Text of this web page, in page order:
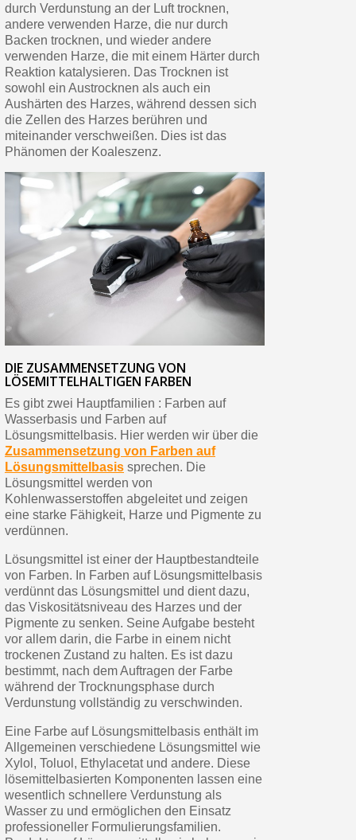
durch Verdunstung an der Luft trocknen,
andere verwenden Harze, die nur durch
Backen trocknen, und wieder andere
verwenden Harze, die mit einem Härter durch
Reaktion katalysieren. Das Trocknen ist
sowohl ein Austrocknen als auch ein
Aushärten des Harzes, während dessen sich
die Zellen des Harzes berühren und
miteinander verschweißen. Dies ist das
Phänomen der Koaleszenz.
DIE ZUSAMMENSETZUNG VON
LÖSEMITTELHALTIGEN FARBEN
Es gibt zwei Hauptfamilien : Farben auf
Wasserbasis und Farben auf
Lösungsmittelbasis. Hier werden wir über die
Zusammensetzung von Farben auf
Lösungsmittelbasissprechen. Die
Lösungsmittel werden von
Kohlenwasserstoffen abgeleitet und zeigen
eine starke Fähigkeit, Harze und Pigmente zu
verdünnen.
Lösungsmittel ist einer der Hauptbestandteile
von Farben. In Farben auf Lösungsmittelbasis
verdünnt das Lösungsmittel und dient dazu,
das Viskositätsniveau des Harzes und der
Pigmente zu senken. Seine Aufgabe besteht
vor allem darin, die Farbe in einem nicht
trockenen Zustand zu halten. Es ist dazu
bestimmt, nach dem Auftragen der Farbe
während der Trocknungsphase durch
Verdunstung vollständig zu verschwinden.
Eine Farbe auf Lösungsmittelbasis enthält im
Allgemeinen verschiedene Lösungsmittel wie
Xylol, Toluol, Ethylacetat und andere. Diese
lösemittelbasierten Komponenten lassen eine
wesentlich schnellere Verdunstung als
Wasser zu und ermöglichen den Einsatz
professioneller Formulierungsfamilien.